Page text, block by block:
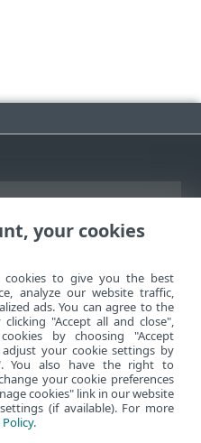
қоры
қолдау
your cookies
to give you the best
analyze our website traffic,
ads. You can agree to the
"Accept all and close",
by choosing "Accept
your cookie settings by
You also have the right to
your cookie preferences
cookies" link in our website
(if available). For more
.